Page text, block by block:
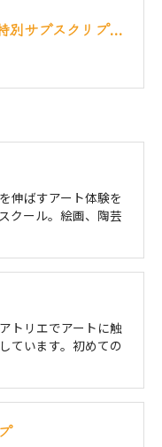
asis ART教室 特別サブスクリプション枠のご案内
伸ばすアート体験を
クール。絵画、陶芸
トリエでアートに触
ています。初めての